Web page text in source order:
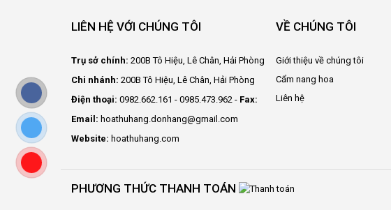
LIÊN HỆ VỚI CHÚNG TÔI
Trụ sở chính: 200B Tô Hiệu, Lê Chân, Hải Phòng
Chi nhánh: 200B Tô Hiệu, Lê Chân, Hải Phòng
Điện thoại: 0982.662.161 - 0985.473.962 - Fax:
Email: hoathuhang.donhang@gmail.com
Website: hoathuhang.com
VỀ CHÚNG TÔI
Giới thiệu về chúng tôi
Cẩm nang hoa
Liên hệ
PHƯƠNG THỨC THANH TOÁN